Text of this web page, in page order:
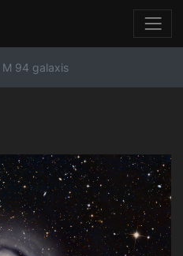
M 94 galaxis